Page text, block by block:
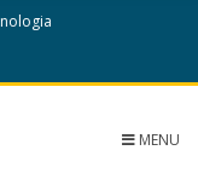
MENU